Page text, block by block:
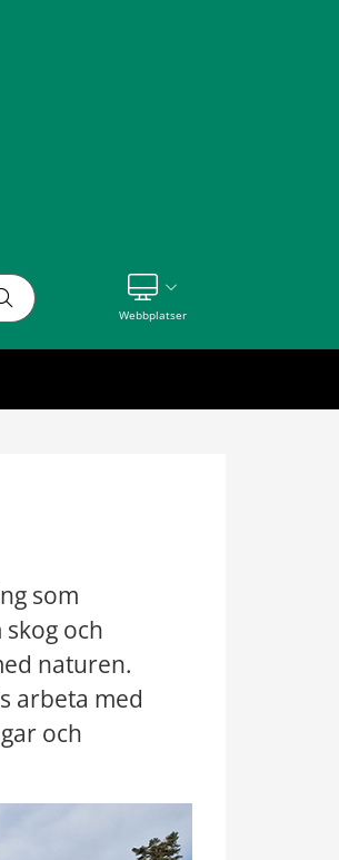
WebbplatserVisa våra andra webbplatser
som
och
naturen.
arbeta med
och